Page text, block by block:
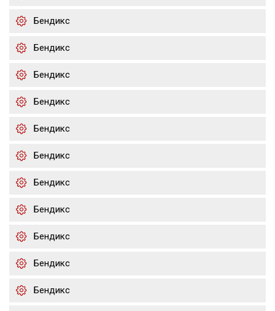
Бендикс
Бендикс
Бендикс
Бендикс
Бендикс
Бендикс
Бендикс
Бендикс
Бендикс
Бендикс
Бендикс